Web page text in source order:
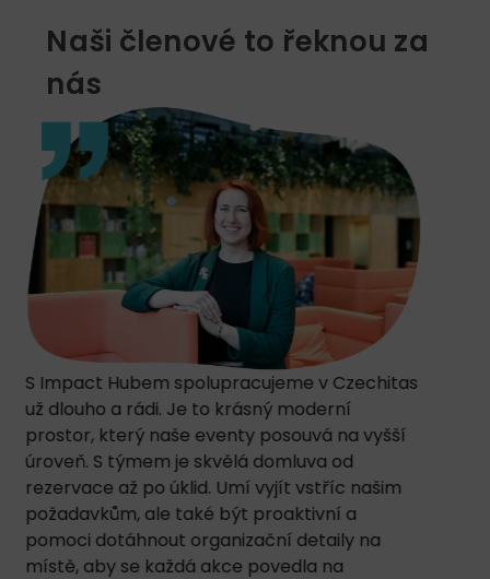
Naši členové to řeknou za
nás
Přátelská a podporující komunita jsou
hlavním důvodem, proč je Impact Hub můj
love brand už přes 4 roky. Ať už začínáš
podnikat, jsi na trhu roky, nebo tě prostě jen
nudí homeoffice, Impact Hub ti poskytne
skvělý a bezpečný přístav pro tvou práci.
Boris Vanka